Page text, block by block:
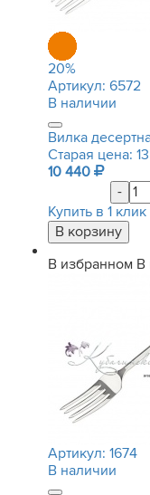
20%
Артикул: 6572
В наличии
Вилка
Старая цена:
10 440
-
Купить в 1 клик
В избранном В
Артикул: 1674
В наличии